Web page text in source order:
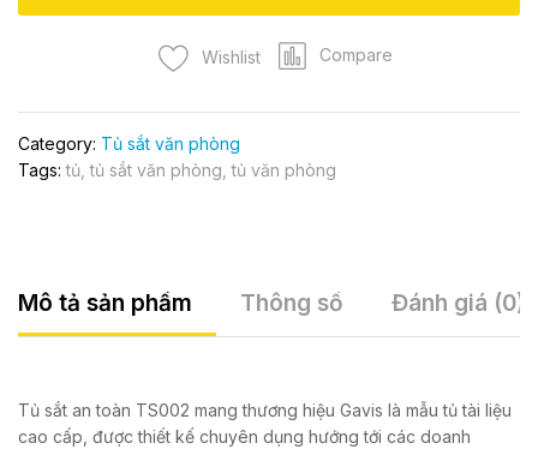
Wishlist Compare
Category: Tủ sắt văn phòng
Tags:tủ ,tủ sắt văn phòng ,tủ văn phòng
Mô tả sản phẩm Thông số Đánh giá (0)
Tủ sắt an toàn TS002 mang thương hiệu Gavis là mẫu tủ tài liệu
cao cấp, được thiết kế chuyên dụng hướng tới các doanh